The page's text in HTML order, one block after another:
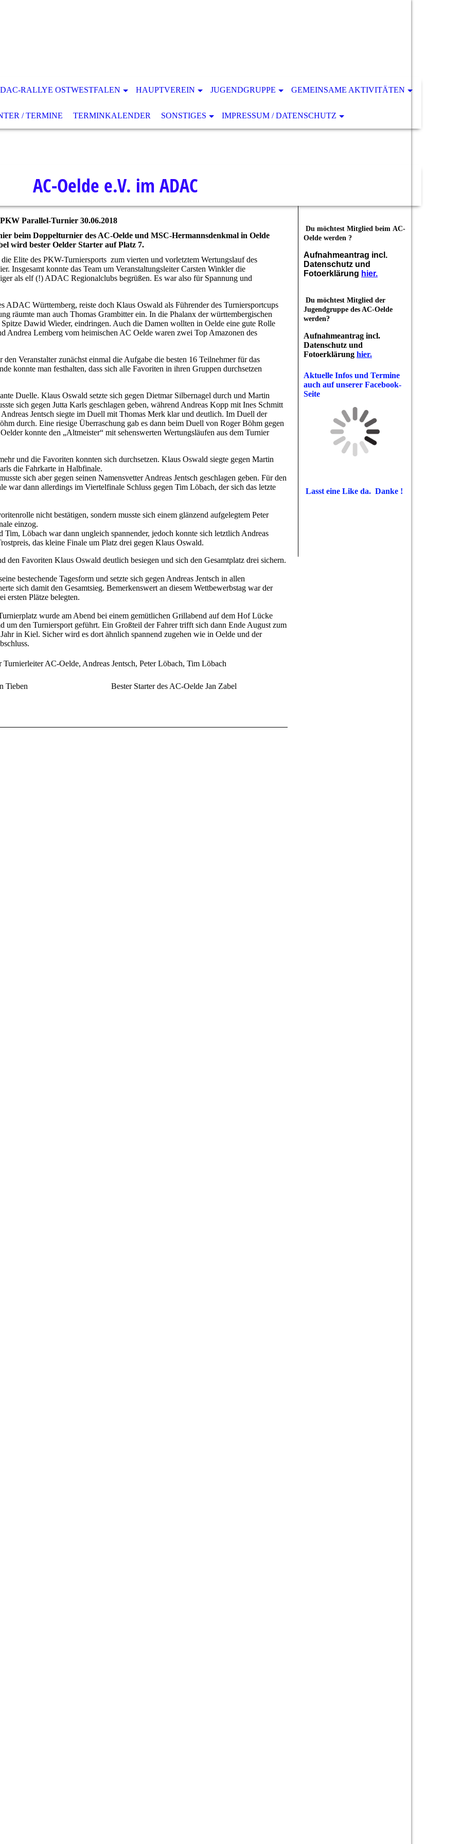
RALLYE OSTWESTFALEN HAUPTVEREIN JUGENDGRUPPE GEMEINSAME AKTIVITÄTEN
/ TERMINE TERMINKALENDER SONSTIGES IMPRESSUM / DATENSCHUTZ
AC-Oelde e.V. im ADAC
PKW Parallel-Turnier 30.06.2018
beim Doppelturnier des AC-Oelde und MSC-Hermannsdenkmal in Oelde
wird bester Oelder Starter auf Platz 7.
Elite des PKW-Turniersports zum vierten und vorletztem Wertungslauf des
Insgesamt konnte das Team um Veranstaltungsleiter Carsten Winkler die
als elf (!) ADAC Regionalclubs begrüßen. Es war also für Spannung und
ADAC Württemberg, reiste doch Klaus Oswald als Führender des Turniersportcups
räumte man auch Thomas Grambitter ein. In die Phalanx der württembergischen
Dawid Wieder, eindringen. Auch die Damen wollten in Oelde eine gute Rolle
Lemberg vom heimischen AC Oelde waren zwei Top Amazonen des
Veranstalter zunächst einmal die Aufgabe die besten 16 Teilnehmer für das
konnte man festhalten, dass sich alle Favoriten in ihren Gruppen durchsetzen
Duelle. Klaus Oswald setzte sich gegen Dietmar Silbernagel durch und Martin
sich gegen Jutta Karls geschlagen geben, während Andreas Kopp mit Ines Schmitt
Jentsch siegte im Duell mit Thomas Merk klar und deutlich. Im Duell der
durch. Eine riesige Überraschung gab es dann beim Duell von Roger Böhm gegen
konnte den „Altmeister“ mit sehenswerten Wertungsläufen aus dem Turnier
und die Favoriten konnten sich durchsetzen. Klaus Oswald siegte gegen Martin
die Fahrkarte in Halbfinale.
sich aber gegen seinen Namensvetter Andreas Jentsch geschlagen geben. Für den
war dann allerdings im Viertelfinale Schluss gegen Tim Löbach, der sich das letzte
nicht bestätigen, sondern musste sich einem glänzend aufgelegtem Peter
einzog.
Löbach war dann ungleich spannender, jedoch konnte sich letztlich Andreas
das kleine Finale um Platz drei gegen Klaus Oswald.
den Favoriten Klaus Oswald deutlich besiegen und sich den Gesamtplatz drei sichern.
bestechende Tagesform und setzte sich gegen Andreas Jentsch in allen
sich damit den Gesamtsieg. Bemerkenswert an diesem Wettbewerbstag war der
ersten Plätze belegten.
wurde am Abend bei einem gemütlichen Grillabend auf dem Hof Lücke
um den Turniersport geführt. Ein Großteil der Fahrer trifft sich dann Ende August zum
in Kiel. Sicher wird es dort ähnlich spannend zugehen wie in Oelde und der
AC-Oelde, Andreas Jentsch, Peter Löbach, Tim Löbach
Tieben Bester Starter des AC-Oelde Jan Zabel
Du möchtest Mitglied beim AC-
Oelde werden ?
Aufnahmeantrag incl.
Datenschutz und
Fotoerklärung hier.
Du möchtest Mitglied der
Jugendgruppe des AC-Oelde
werden?
Aufnahmeantrag incl.
Datenschutz und
Fotoerklärung hier.
Aktuelle Infos und Termine
auch auf unserer Facebook-
Seite
Lasst eine Like da. Danke !